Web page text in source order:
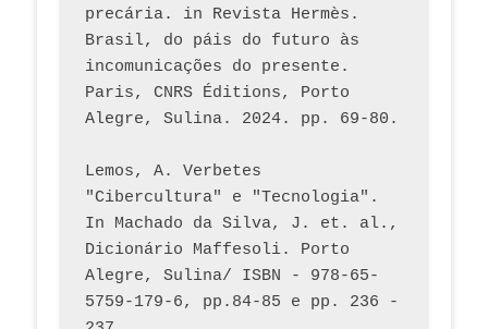
precária. in Revista Hermès.
Brasil, do páis do futuro às
incomunicações do presente.
Paris, CNRS Éditions, Porto
Lemos, A. Verbetes
"Cibercultura" e "Tecnologia".
In Machado da Silva, J. et. al.,
Dicionário Maffesoli. Porto
Alegre, Sulina/ ISBN - 978-65-
5759-179-6, pp.84-85 e pp. 236 -